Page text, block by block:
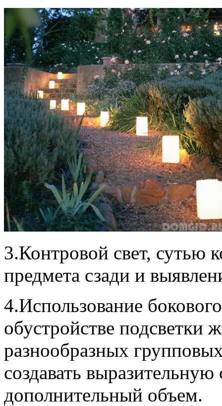
3.Контровой свет, сутью
предмета сзади и
4.Использование
обустройстве подсветки
разнообразных
создавать
дополнительный объем.